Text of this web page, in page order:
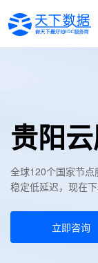
贵阳
全球120个国家节
稳定低延迟，现在
立即咨询